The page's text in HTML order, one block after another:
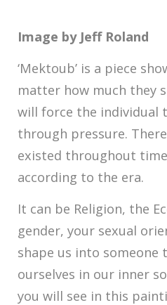
Image by Jeff Roland
‘Mektoub’ is a piece
matter how much they
will force the individual
through pressure.
existed throughout
according to the era.
It can be Religion, the
gender, your sexual
shape us into someone
ourselves in our inner
you will see in this